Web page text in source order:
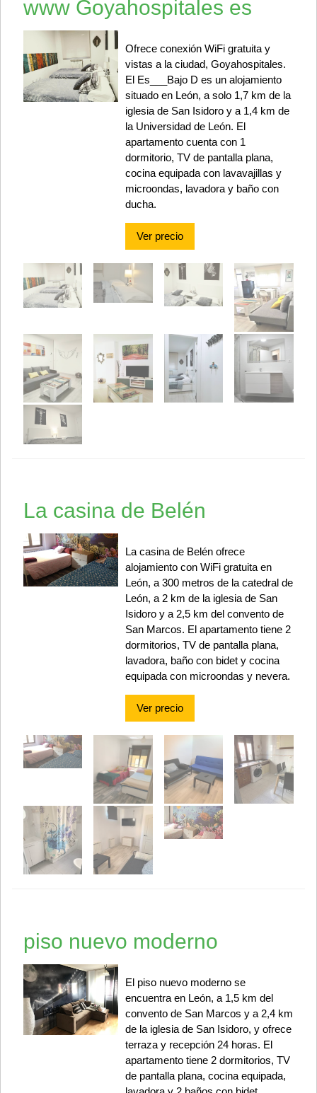
www Goyahospitales es
Ofrece conexión WiFi gratuita y
vistas a la ciudad, Goyahospitales.
El Es___Bajo D es un alojamiento
situado en León, a solo 1,7 km de la
iglesia de San Isidoro y a 1,4 km de
la Universidad de León. El
apartamento cuenta con 1
dormitorio, TV de pantalla plana,
cocina equipada con lavavajillas y
microondas, lavadora y baño con
ducha.
Ver precio
La casina de Belén
La casina de Belén ofrece
alojamiento con WiFi gratuita en
León, a 300 metros de la catedral de
León, a 2 km de la iglesia de San
Isidoro y a 2,5 km del convento de
San Marcos. El apartamento tiene 2
dormitorios, TV de pantalla plana,
lavadora, baño con bidet y cocina
equipada con microondas y nevera.
Ver precio
piso nuevo moderno
El piso nuevo moderno se
encuentra en León, a 1,5 km del
convento de San Marcos y a 2,4 km
de la iglesia de San Isidoro, y ofrece
terraza y recepción 24 horas. El
apartamento tiene 2 dormitorios, TV
de pantalla plana, cocina equipada,